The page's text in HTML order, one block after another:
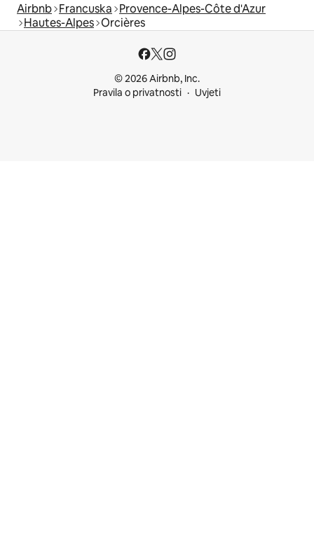
Airbnb Francuska Provence-Alpes-Côte d'Azur
Hautes-Alpes Orcières
© 2026 Airbnb, Inc.
Pravila o privatnosti
Uvjeti